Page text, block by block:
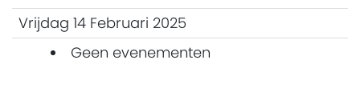
Vrijdag 14 Februari 2025
Geen evenementen